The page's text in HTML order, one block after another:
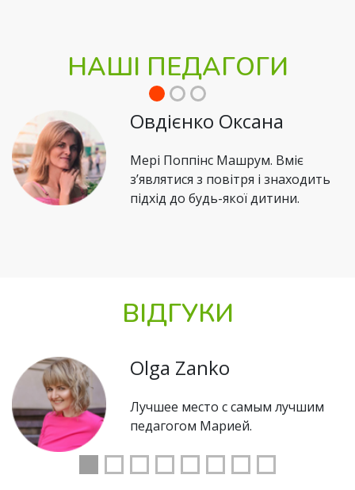
НАШІ ПЕДАГОГИ
Овдієнко Оксана
Мері Поппінс Машрум. Вміє
з’являтися з повітря і знаходить
підхід до будь-якої дитини.
ВІДГУКИ
Olga Zanko
Лучшее место с самым лучшим
педагогом Марией.